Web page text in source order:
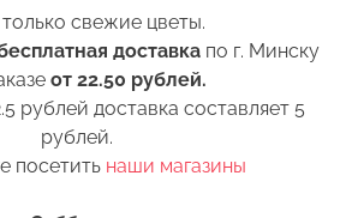
свежие цветы.
доставкапо г. Минску
от 22.50 рублей.
рублей доставка составляет 5
рублей.
посетить наши магазины
В зимнее время, даже
контакт с холодным
минут, будет губителен
курьеры в зимнее время
букеты в специальных
сумках).
доставки
свяжемся с Вами в
92
Армения